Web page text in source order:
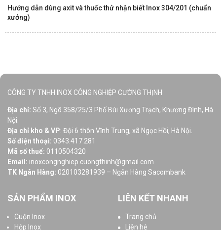
Hướng dẫn dùng axit và thuốc thử nhận biết Inox 304/201 (chuẩn
xưởng)
CÔNG TY TNHH INOX CÔNG NGHIỆP CƯỜNG THỊNH
Địa chỉ: Số 3, Ngõ 358/25/3 Phố Bùi Xương Trạch, Khương Đình, Hà
Nội.
Địa chỉ kho & VP: Đội 6 thôn Vĩnh Trung, xã Ngọc Hồi, Hà Nội.
Số điện thoại: 0343.417.281
Mã số thuế: 0110504320
Email: inoxcongnghiep.cuongthinh@gmail.com
TK Ngân Hàng: 020103281939 – Ngân Hàng Sacombank
SẢN PHẨM INOX
Cuộn Inox
Hộp Inox
LIÊN KẾT NHANH
Trang chủ
Liên hệ